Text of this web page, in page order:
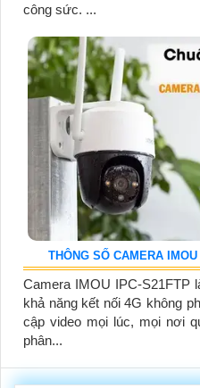
công sức. ...
THÔNG SỐ CAMERA
Camera IMOU IPC-S21FTP
khả năng kết nối 4G không
cập video mọi lúc, mọi nơi
phân...